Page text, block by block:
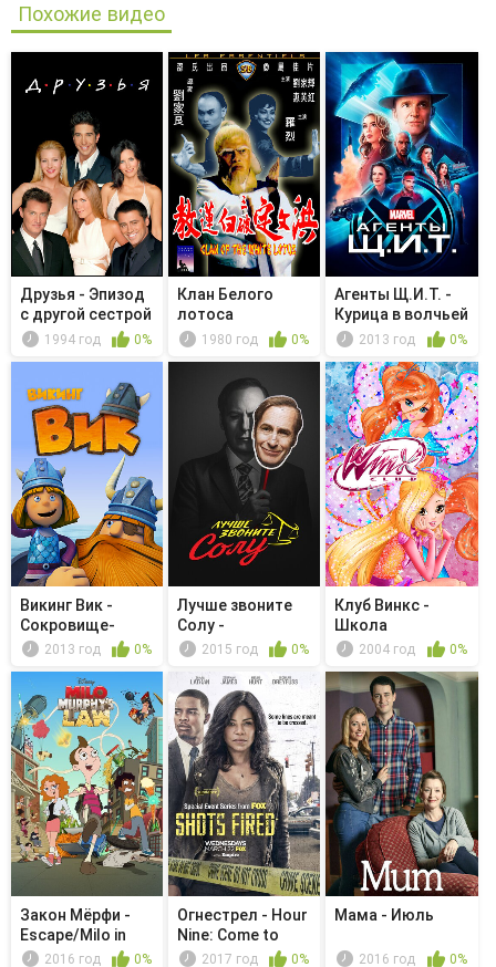
Похожие видео
Друзья - Эпизод
с другой сестрой
Рэйчел
1994 год 0%
Клан Белого
лотоса
1980 год 0%
Агенты Щ.И.Т. -
Курица в волчьей
норе2013 год 0%
Викинг Вик -
Сокровище-
невидимка
2013 год 0%
Лучше звоните
Солу -
Гидротехнические...
2015 год 0%
Клуб Винкс -
Школа
волшебниц -
2004 год 0%
Закон Мёрфи -
Escape/Milo in
Space2016 год 0%
Огнестрел - Hour
Nine: Come to
Jesus2017 год 0%
Мама - Июль
2016 год 0%